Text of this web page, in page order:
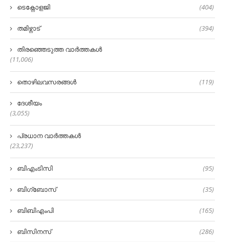
ടെക്നോളജി (404)
തമിഴ്നാട് (394)
തിരഞ്ഞെടുത്ത വാർത്തകൾ
(11,006)
തൊഴിലവസരങ്ങൾ (119)
ദേശീയം
(3,055)
പ്രധാന വാർത്തകൾ
(23,237)
ബിഎംടിസി (95)
ബിഗ്‌ബോസ് (35)
ബിബിഎംപി (165)
ബിസിനസ് (286)